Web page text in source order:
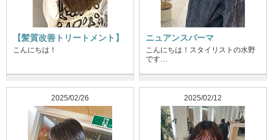
【髪質改善トリートメント】
こんにちは！
ニュアンスパーマ
こんにちは！スタイリストの水野
です…
2025/02/26 2025/02/12